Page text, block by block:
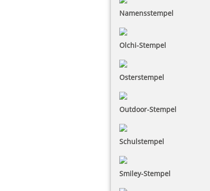
Namensstempel
Olchi-Stempel
Osterstempel
Outdoor-Stempel
Schulstempel
Smiley-Stempel